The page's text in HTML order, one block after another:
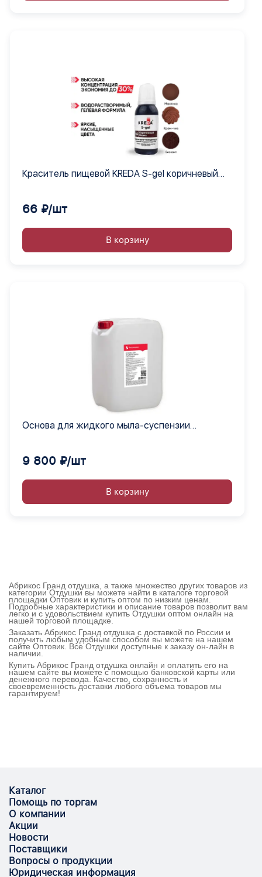
Краситель пищевой KREDA S-gel коричневый
66 ₽/шт
В корзину
Основа для жидкого мыла-суспензии
9 800 ₽/шт
В корзину
Абрикос Гранд отдушка, а также множество других товаров из
категории Отдушки вы можете найти в каталоге торговой
площадки Оптовик и купить оптом по низким ценам.
Подробные характеристики и описание товаров позволит вам
легко и с удовольствием купить Отдушки оптом онлайн на
нашей торговой площадке.
Заказать Абрикос Гранд отдушка с доставкой по России и
получить любым удобным способом вы можете на нашем
сайте Оптовик. Все Отдушки доступные к заказу он-лайн в
наличии.
Купить Абрикос Гранд отдушка онлайн и оплатить его на
нашем сайте вы можете с помощью банковской карты или
денежного перевода. Качество, сохранность и
своевременность доставки любого объема товаров мы
гарантируем!
Каталог
Помощь по торгам
О компании
Акции
Новости
Поставщики
Вопросы о продукции
Юридическая информация